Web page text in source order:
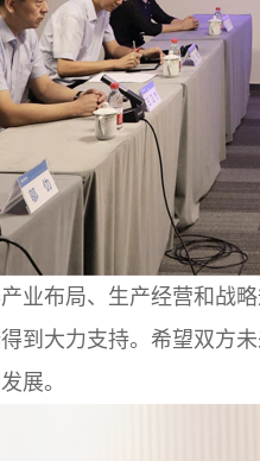
业布局、生产经营和战
到大力支持。希望双方
展。